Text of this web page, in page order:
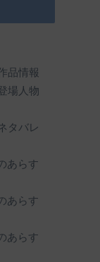
品情報
場人物
タバレ
あらす
あらす
あらす